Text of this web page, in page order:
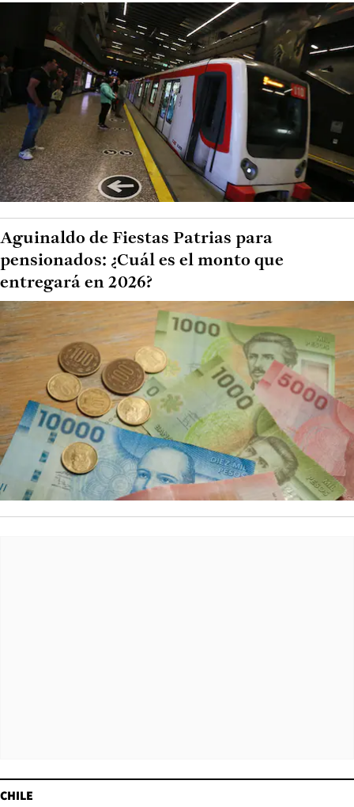
Aguinaldo de Fiestas Patrias para
pensionados: ¿Cuál es el monto que
entregará en 2026?
CHILE